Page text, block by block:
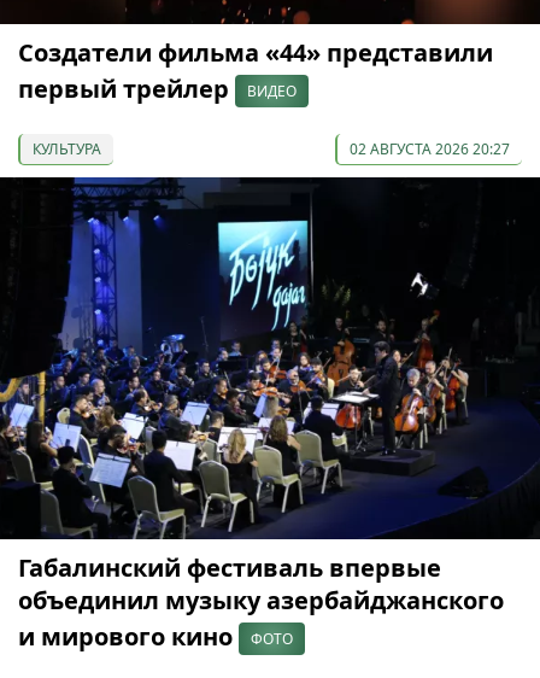
Создатели фильма «44» представили
первый трейлер
ВИДЕО
КУЛЬТУРА 02 АВГУСТА 2026 20:27
Габалинский фестиваль впервые
объединил музыку азербайджанского
и мирового кино
ФОТО